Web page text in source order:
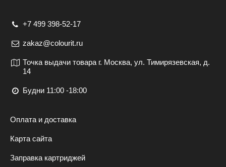
+7 499 398-52-17
zakaz@colourit.ru
Точка выдачи товара г. Москва, ул. Тимирязевская, д.
14
Будни 11:00 -18:00
Оплата и доставка
Карта сайта
Заправка картриджей